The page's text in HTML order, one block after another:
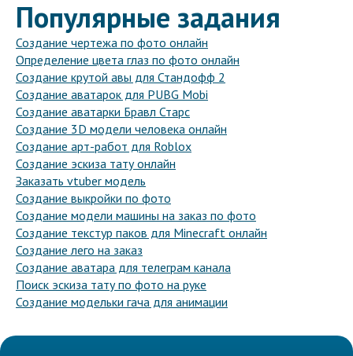
Популярные задания
Создание чертежа по фото онлайн
Определение цвета глаз по фото онлайн
Создание крутой авы для Стандофф 2
Создание аватарок для PUBG Mobi
Создание аватарки Бравл Старс
Создание 3D модели человека онлайн
Создание арт-работ для Roblox
Создание эскиза тату онлайн
Заказать vtuber модель
Создание выкройки по фото
Создание модели машины на заказ по фото
Создание текстур паков для Minecraft онлайн
Создание лего на заказ
Создание аватара для телеграм канала
Поиск эскиза тату по фото на руке
Создание модельки гача для анимации